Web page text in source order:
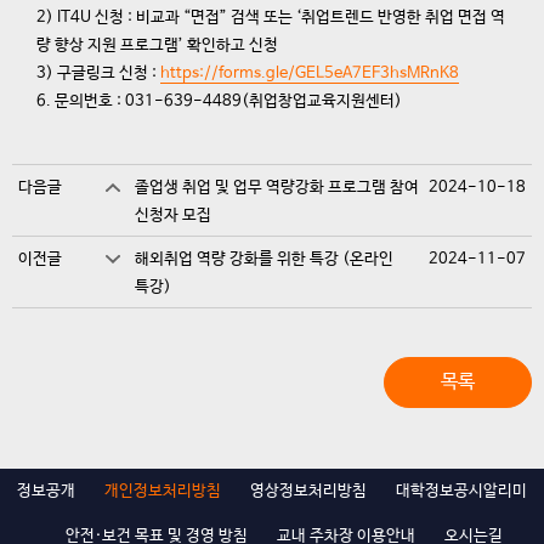
2) IT4U 신청 : 비교과 “면접” 검색 또는 ‘취업트렌드 반영한 취업 면접 역
량 향상 지원 프로그램’ 확인하고 신청
3) 구글링크 신청 : https://forms.gle/GEL5eA7EF3hsMRnK8
6. 문의번호 : 031-639-4489(취업창업교육지원센터)
다음글
졸업생 취업 및 업무 역량강화 프로그램 참여
신청자 모집
2024-10-18
이전글
해외취업 역량 강화를 위한 특강 (온라인
특강)
2024-11-07
목록
정보공개 개인정보처리방침 영상정보처리방침 대학정보공시알리미
안전·보건 목표 및 경영 방침 교내 주차장 이용안내 오시는길